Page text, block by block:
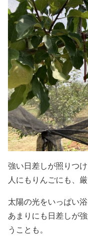
強い日差しが照りつけ
人にもりんごにも、厳
太陽の光をいっぱい
あまりにも日差しが
うことも。